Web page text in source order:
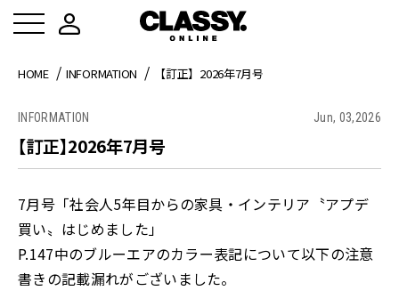
HOME INFORMATION 【訂正】2026年7月号
INFORMATION Jun, 03,2026
【訂正】2026年7月号
7月号「社会人5年目からの家具・インテリア〝アプデ
買い〟はじめました」
P.147中のブルーエアのカラー表記について以下の注意
書きの記載漏れがございました。